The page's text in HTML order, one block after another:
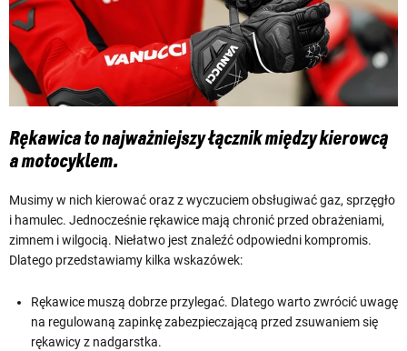
Rękawica to najważniejszy łącznik między kierowcą
a motocyklem.
Musimy w nich kierować oraz z wyczuciem obsługiwać gaz, sprzęgło
i hamulec. Jednocześnie rękawice mają chronić przed obrażeniami,
zimnem i wilgocią. Niełatwo jest znaleźć odpowiedni kompromis.
Dlatego przedstawiamy kilka wskazówek:
Rękawice muszą dobrze przylegać. Dlatego warto zwrócić uwagę
na regulowaną zapinkę zabezpieczającą przed zsuwaniem się
rękawicy z nadgarstka.